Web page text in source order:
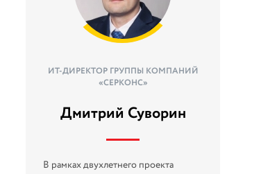
ИТ-ДИРЕКТОР ГРУППЫ КОМПАНИЙ
«СЕРКОНС»
Дмитрий Суворин
В рамках двухлетнего проекта